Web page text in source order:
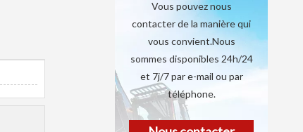
Vous pouvez nous
contacter de la manière qui
vous convient.Nous
sommes disponibles 24h/24
et 7j/7 par e-mail ou par
téléphone.